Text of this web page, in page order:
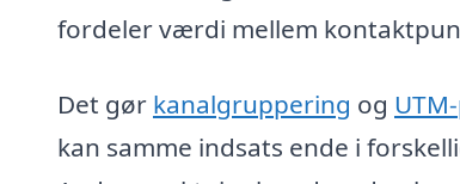
fordeler værdi mellem
Det gør kanalgruppering og
kan samme indsats ende i